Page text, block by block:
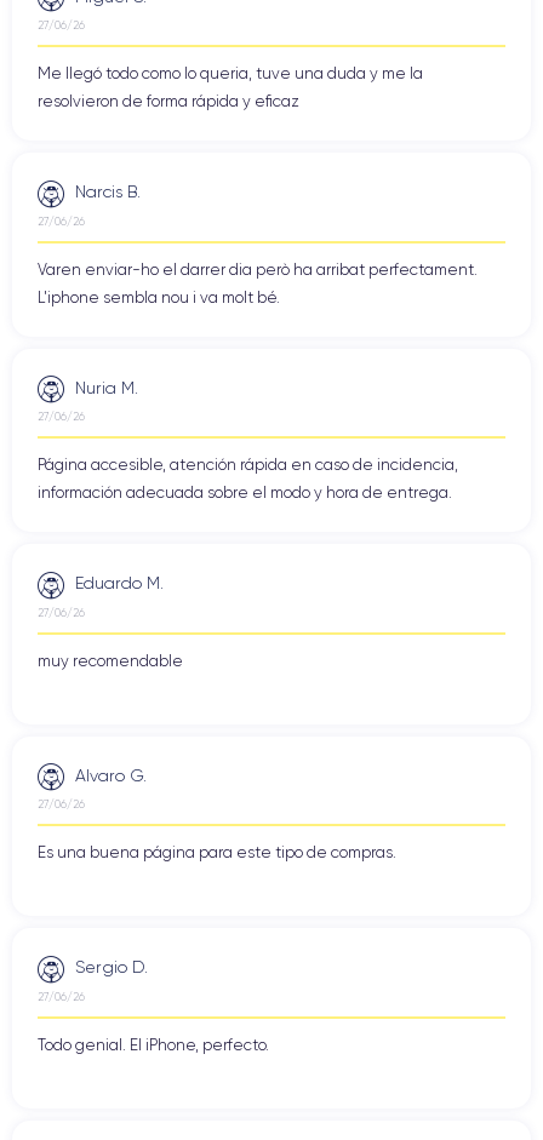
27/06/26
Me llegó todo como lo queria, tuve una duda y me la
resolvieron de forma rápida y eficaz
Narcis B.
27/06/26
Varen enviar-ho el darrer dia però ha arribat perfectament.
L'iphone sembla nou i va molt bé.
Nuria M.
27/06/26
Página accesible, atención rápida en caso de incidencia,
información adecuada sobre el modo y hora de entrega.
Eduardo M.
27/06/26
muy recomendable
Alvaro G.
27/06/26
Es una buena página para este tipo de compras.
Sergio D.
27/06/26
Todo genial. El iPhone, perfecto.